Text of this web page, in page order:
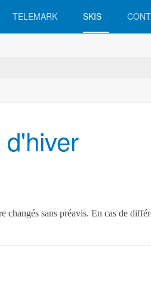
TELEMARK SKIS
sans préavis. En cas de